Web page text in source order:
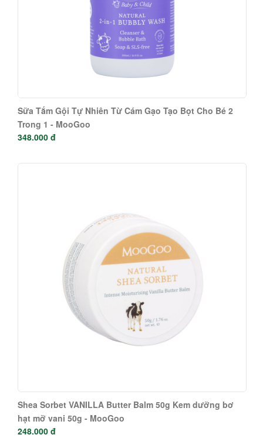
Sữa Tắm Gội Tự Nhiên Từ Cám Gạo Tạo Bọt Cho Bé 2
Trong 1 - MooGoo
348.000 đ
Shea Sorbet VANILLA Butter Balm 50g Kem dưỡng bơ
hạt mỡ vani 50g - MooGoo
248.000 đ